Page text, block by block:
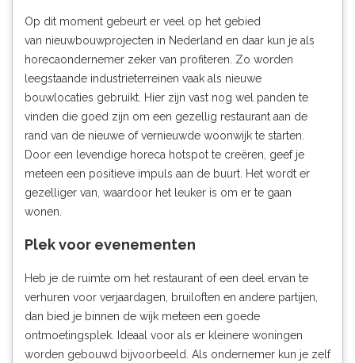
Op dit moment gebeurt er veel op het gebied
van nieuwbouwprojecten in Nederland en daar kun je als
horecaondernemer zeker van profiteren. Zo worden
leegstaande industrieterreinen vaak als nieuwe
bouwlocaties gebruikt. Hier zijn vast nog wel panden te
vinden die goed zijn om een gezellig restaurant aan de
rand van de nieuwe of vernieuwde woonwijk te starten.
Door een levendige horeca hotspot te creëren, geef je
meteen een positieve impuls aan de buurt. Het wordt er
gezelliger van, waardoor het leuker is om er te gaan
wonen.
Plek voor evenementen
Heb je de ruimte om het restaurant of een deel ervan te
verhuren voor verjaardagen, bruiloften en andere partijen,
dan bied je binnen de wijk meteen een goede
ontmoetingsplek. Ideaal voor als er kleinere woningen
worden gebouwd bijvoorbeeld. Als ondernemer kun je zelf